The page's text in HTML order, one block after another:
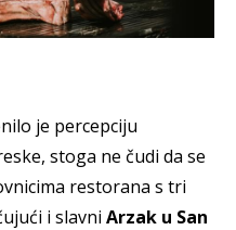
je percepciju
stoga ne čudi da se
restorana s tri
i slavni Arzak u San